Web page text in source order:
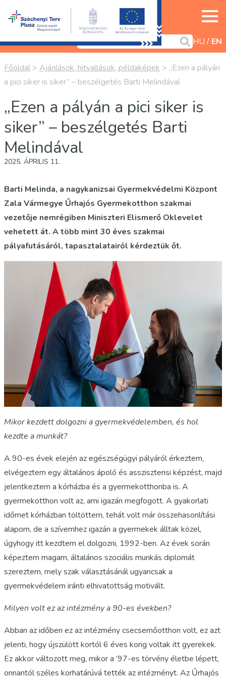
HU EN
Főoldal > Ajánlások, hitvallások, példaképek > „Ezen a pályán
a pici siker is siker” – beszélgetés Barti Melindával
„Ezen a pályán a pici siker is
siker” – beszélgetés Barti
Melindával
2025. ÁPRILIS 11.
Barti Melinda, a nagykanizsai Gyermekvédelmi Központ
Zala Vármegye Űrhajós Gyermekotthon szakmai
vezetője nemrégiben Miniszteri Elismerő Oklevelet
vehetett át. A több mint 30 éves szakmai
pályafutásáról, tapasztalatairól kérdeztük őt.
Mikor kezdett dolgozni a gyermekvédelemben, és hol
kezdte a munkát?
A 90-es évek elején az egészségügyi pályáról érkeztem,
elvégeztem egy általános ápoló és asszisztensi képzést, majd
jelentkeztem a kórházba és a gyermekotthonba is. A
gyermekotthon volt az, ami igazán megfogott. A gyakorlati
időmet kórházban töltöttem, tehát volt már összehasonlítási
alapom, de a szívemhez igazán a gyermekek álltak közel,
úgyhogy itt kezdtem el dolgozni, 1992-ben. Az évek során
képeztem magam, általános szociális munkás diplomát
szereztem, mely szak választásánál ugyancsak a
gyermekvédelem iránti elhivatottság motivált.
Milyen volt ez az intézmény a 90-es években?
Abban az időben ez az intézmény csecsemőotthon volt, ez azt
jelenti, hogy újszülött kortól 6 éves korig voltak itt gyerekek.
Ez akkor változott meg, mikor a ’97-es törvény életbe lépett,
onnantól széles korhatárúvá tették az intézményt. Az Űrhajós